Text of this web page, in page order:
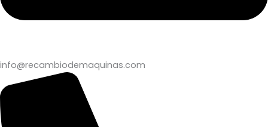
info@recambiodemaquinas.com